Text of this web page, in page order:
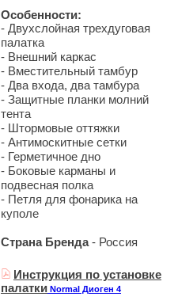
Особенности:
- Двухслойная трехдуговая
палатка
- Внешний каркас
- Вместительный тамбур
- Два входа, два тамбура
- Защитные планки молний
тента
- Штормовые оттяжки
- Антимоскитные сетки
- Герметичное дно
- Боковые карманы и
подвесная полка
- Петля для фонарика на
куполе
Страна Бренда- Россия
Инструкция по установке
палатки Normal Диоген 4